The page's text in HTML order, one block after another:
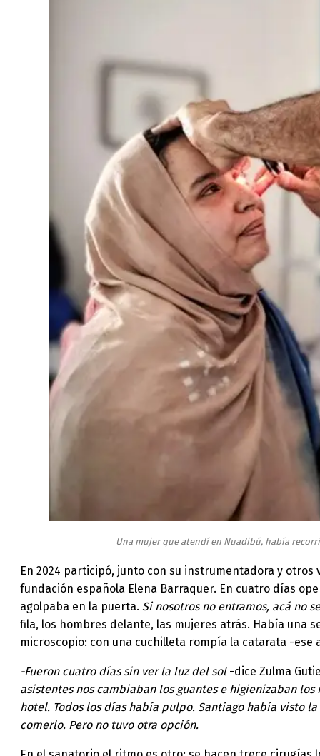
Una mujer que atendí en Nuadibú, había
En 2024 participó, junto con su instrumentadora y
fundación española Elena Barraquer. En cuatro días
agolpaba en la puerta. Si nosotros no entramos, acá no
fila, los hombres delante, las mujeres atrás. Había una
microscopio: con una cuchilleta rompía la catarata -
-Fueron cuatro días sin ver la luz del sol -dice Zulma
asistentes nos cambiaban los guantes e higienizaban
hotel. Todos los días había pulpo. Santiago había visto
comerlo. Pero no tuvo otra opción.